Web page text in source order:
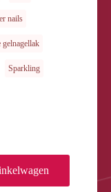
nails
gelnagellak
Sparkling